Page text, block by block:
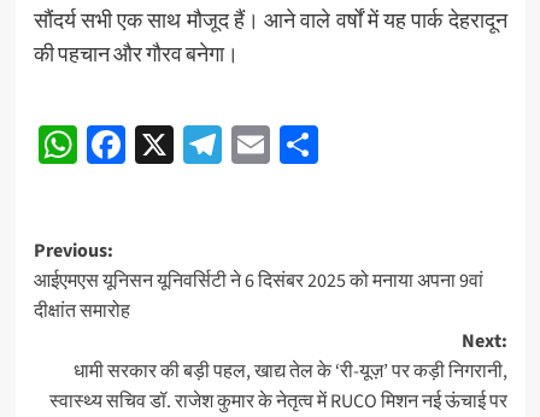
सौंदर्य सभी एक साथ मौजूद हैं। आने वाले वर्षों में यह पार्क देहरादून
की पहचान और गौरव बनेगा।
Post
navigation
WhatsApp
Facebook
X Telegram
EmailShare
Post
navigation
Previous:
आईएमएस यूनिसन यूनिवर्सिटी ने 6 दिसंबर 2025 को मनाया अपना 9वां
दीक्षांत समारोह
Next:
धामी सरकार की बड़ी पहल, खाद्य तेल के ‘री-यूज़’ पर कड़ी निगरानी,
स्वास्थ्य सचिव डॉ. राजेश कुमार के नेतृत्व में RUCO मिशन नई ऊंचाई पर